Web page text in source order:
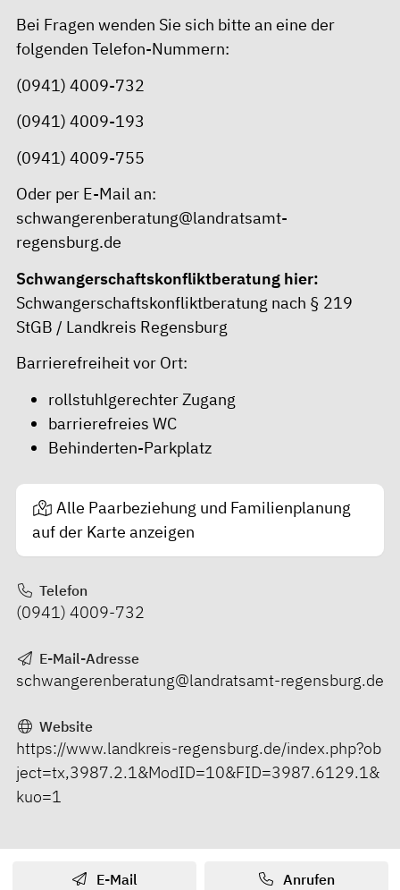
Bei Fragen wenden Sie sich bitte an eine der
folgenden Telefon-Nummern:
(0941) 4009-732
(0941) 4009-193
(0941) 4009-755
Oder per E-Mail an:
schwangerenberatung@landratsamt-
regensburg.de
Schwangerschaftskonfliktberatung hier:
Schwangerschaftskonfliktberatung nach § 219
StGB / Landkreis Regensburg
Barrierefreiheit vor Ort:
rollstuhlgerechter Zugang
barrierefreies WC
Behinderten-Parkplatz
Alle Paarbeziehung und Familienplanung
auf der Karte anzeigen
Telefon
(0941) 4009-732
E-Mail-Adresse
schwangerenberatung@landratsamt-regensburg.de
Website
https://www.landkreis-regensburg.de/index.php?ob
ject=tx,3987.2.1&ModID=10&FID=3987.6129.1&
kuo=1
E-Mail Anrufen